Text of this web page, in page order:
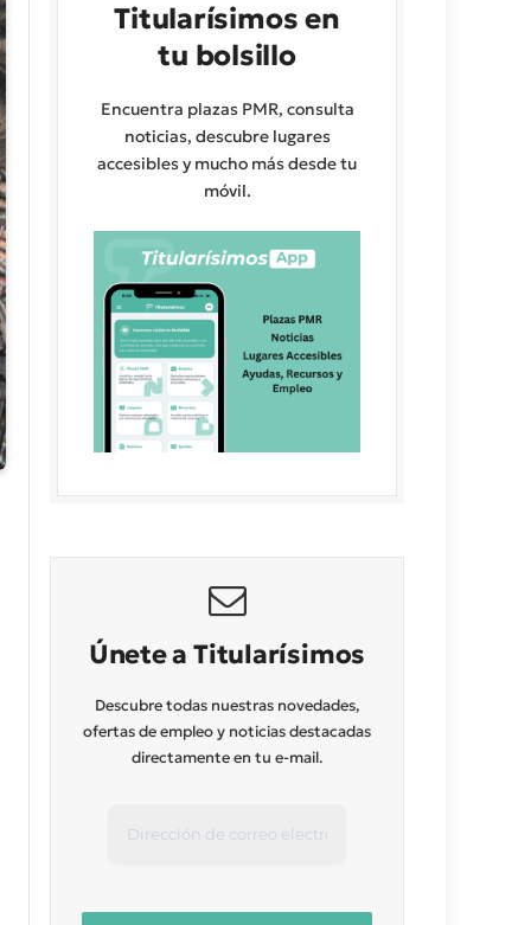
Titularísimos en
tu bolsillo
Encuentra plazas PMR, consulta
noticias, descubre lugares
accesibles y mucho más desde tu
móvil.
Únete a Titularísimos
Descubre todas nuestras novedades,
ofertas de empleo y noticias destacadas
directamente en tu e-mail.